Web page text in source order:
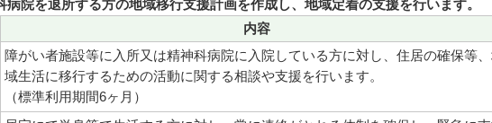
病院を退所する方の地域移行支援計画を作成し、地域定着の支援を行います。
内容
障がい者施設等に入所又は精神科病院に入院している方に対し、住居の確保等
域生活に移行するための活動に関する相談や支援を行います。
（標準利用期間6ヶ月）